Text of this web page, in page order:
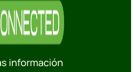
información